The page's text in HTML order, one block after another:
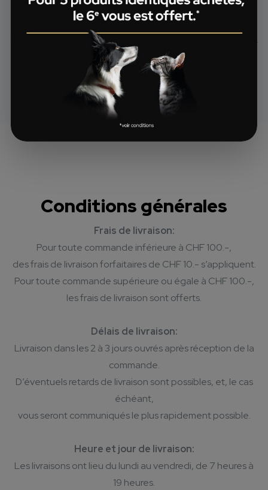
vous pouvez aussi bénéficier de l’offre 5=6 sur la gamme
Pro Plan®Veterinary Diets.
Sont exclus de l’offre : Pro Plan
® .
Conditions générales
Frais de livraison:
Pour toute commande inférieure à CHF 100.-,
des frais de livraison forfaitaires de CHF 10.- s’appliquent.
Pour toute commande supérieure ou égale à CHF 100.-,
les frais de livraison sont offerts.
Délais de livraison:
Livraison dans les 2 à 3 jours ouvrés après réception de la
commande.
D’éventuels retards de livraison sont possibles, et, le cas
échéant,
vous seront communiqués le plus rapidement possible.
Heure et jour de livraison:
Les livraisons ont lieu du lundi au vendredi, de 7 heures à
19 heures.